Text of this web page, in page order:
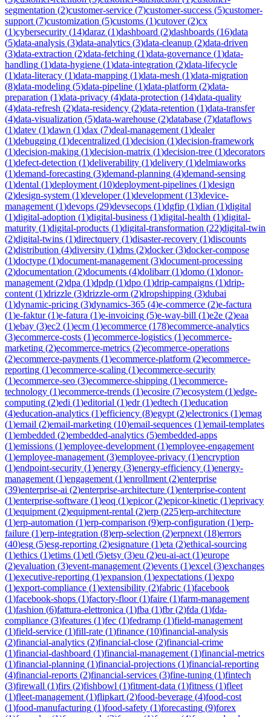
segmentation (2)customer-service (7)customer-success (5)customer-
support (7)customization (5)customs (1)cutover(2)cx
(1)cybersecurity (14)daraz (1)dashboard (2)dashboards (16)data
(5)data-analysis (3)data-analytics (3)data-cleanup (2)data-driven
(3)data-extraction (2)data-fetching (1)data-governance (1)data-
handling (1)data-hygiene (1)data-integration (2)data-lifecycle
(1)data-literacy (1)data-mapping (1)data-mesh (1)data-migration
(8)data-modeling (5)data-pipeline (1)data-platform (2)data-
preparation (1)data-privacy (4)data-protection (14)data-quality
(4)data-refresh (2)data-residency (2)data-retention (1)data-transfer
(4)data-visualization (5)data-warehouse (2)database (7)dataflows
(1)datev (1)dawn (1)dax (7)deal-management (1)dealer
(1)debugging (1)decentralized (1)decision (1)decision-framework
(1)decision-making (1)decision-matrix (1)decision-tree (1)decorators
(1)defect-detection (1)deliverability (1)delivery (1)delmiaworks
(1)demand-forecasting (3)demand-planning (4)demand-sensing
(1)dental (1)deployment (10)deployment-pipelines (1)design
(2)design-system (1)developer(1)development (13)device-
management (1)devops (29)devsecops (1)dgfip (1)dian (1)digital
(1)digital-adoption (1)digital-business (1)digital-health (1)digital-
maturity (1)digital-products (1)digital-transformation (22)digital-twin
(2)digital-twins (1)directquery (1)disaster-recovery (1)discounts
(2)distribution (4)diversity (1)dms (2)docker(3)docker-compose
(1)doctype (1)document-management (3)document-processing
(2)documentation (2)documents (4)dolibarr(1)domo (1)donor-
management (2)dpa (1)dpdp (1)dpo (1)drip-campaigns (1)drip-
content (1)drizzle (3)drizzle-orm (2)dropshipping (3)dubai
(1)dynamic-pricing (3)dynamics-365 (4)e-commerce (2)e-factura
(1)e-faktur(1)e-fatura (1)e-invoicing (5)e-way-bill (1)e2e (2)eaa
(1)ebay (3)ec2 (1)ecm (1)ecommerce (178)ecommerce-analytics
(3)ecommerce-costs (1)ecommerce-logistics (1)ecommerce-
marketing (2)ecommerce-metrics (2)ecommerce-operations
(2)ecommerce-payments (1)ecommerce-platform (2)ecommerce-
reporting (1)ecommerce-scaling (1)ecommerce-security
(1)ecommerce-seo (3)ecommerce-shipping (1)ecommerce-
technology (1)ecommerce-trends (1)ecosire (7)ecosystem (1)edge-
computing (2)edi (1)editorial (1)edr(1)edtech (1)education
(4)education-analytics (1)efficiency (8)egypt (2)electronics (1)emag
(1)email (2)email-marketing (10)email-sequences (1)email-templates
(1)embedded (2)embedded-analytics (5)embedded-apps
(1)emissions (1)employee-development (1)employee-engagement
(1)employee-management (3)employee-privacy (1)encryption
(1)endpoint-security (1)energy (3)energy-efficiency (1)energy-
management (1)engagement (1)enrollment (2)enterprise
(39)enterprise-ai (2)enterprise-architecture (1)enterprise-content
(1)enterprise-software (1)eoq (1)epicor(2)epicor-kinetic (1)eprivacy
(1)equipment (2)equipment-rental (2)erp (225)erp-architecture
(1)erp-automation (1)erp-comparison (9)erp-configuration (1)erp-
failure (1)erp-integration (8)erp-selection (2)erpnext (18)errors
(40)esg (5)esg-reporting (2)esignature (1)eta (2)ethical-sourcing
(1)ethics (1)etims (1)etl (5)etsy (3)eu (2)eu-ai-act (1)europe
(2)evaluation (3)event-management (2)events (1)excel (3)exchanges
(1)executive-reporting (1)expansion (1)expectations (1)expo
(1)export-compliance (1)extensibility (2)fabric (1)facebook
(1)facebook-shops (1)factory-floor(1)faire (1)farm-management
(1)fashion (6)fattura-elettronica (1)fba (1)fbr(2)fda (1)fda-
compliance (3)features (1)fec (1)fedramp (1)field-management
(1)field-service (1)fill-rate (1)finance (10)financial-analysis
(2)financial-analytics (2)financial-close (2)financial-crime
(1)financial-dashboard (1)financial-management (1)financial-metrics
(1)financial-planning (1)financial-projections (1)financial-reporting
(4)financial-reports (2)financial-services (3)fine-tuning (1)fintech
(3)firewall (1)firs (2)fishbowl (1)fitment-data (1)fitness (1)fleet
(1)fleet-management (1)flipkart (2)food-beverage (4)food-cost
(1)food-manufacturing (1)food-safety (1)forecasting (9)forex